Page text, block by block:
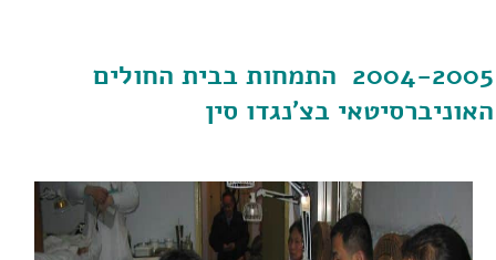
2004-2005 התמחות בבית החולים
האוניברסיטאי בצ'נגדו סין